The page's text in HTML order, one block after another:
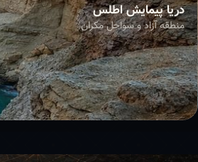
دریا پیمایش اطلس
منطقه آزاد و سواحل مکران